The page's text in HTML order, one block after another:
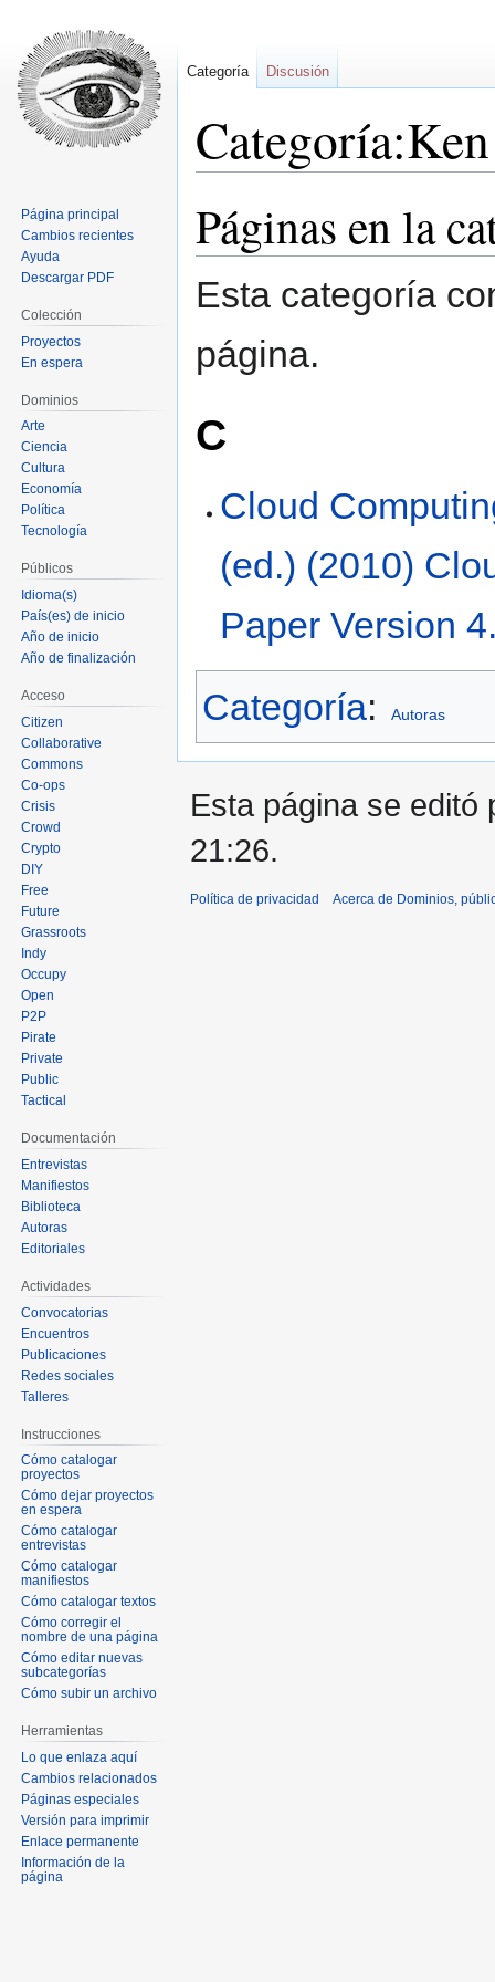
la
navegación
la
búsqueda
Páginas en la
Esta categoría
página.
C
Cloud
(ed.) (2010)
Paper Version
Categoría: Autoras
Categoría Discusión
Página principal
Cambios recientes
Ayuda
Descargar PDF
Colección
Proyectos
En espera
Dominios
Arte
Ciencia
Cultura
Economía
Política
Tecnología
Públicos
Idioma(s)
País(es) de inicio
Año de inicio
Año de finalización
Acceso
Citizen
Collaborative
Commons
Co-ops
Crisis
Crowd
Crypto
DIY
Free
Future
Grassroots
Indy
Occupy
Open
P2P
Pirate
Private
Public
Tactical
Documentación
Entrevistas
Manifiestos
Biblioteca
Autoras
Editoriales
Actividades
Convocatorias
Encuentros
Publicaciones
Redes sociales
Talleres
Instrucciones
Cómo catalogar
proyectos
Cómo dejar proyectos
en espera
Cómo catalogar
entrevistas
Cómo catalogar
manifiestos
Cómo catalogar textos
Cómo corregir el
nombre de una página
Cómo editar nuevas
subcategorías
Cómo subir un archivo
Herramientas
Lo que enlaza aquí
Cambios relacionados
Páginas especiales
Versión para imprimir
Enlace permanente
Información de la
página
Esta página se editó
21:26.
Política de privacidad Acerca de Dominios,